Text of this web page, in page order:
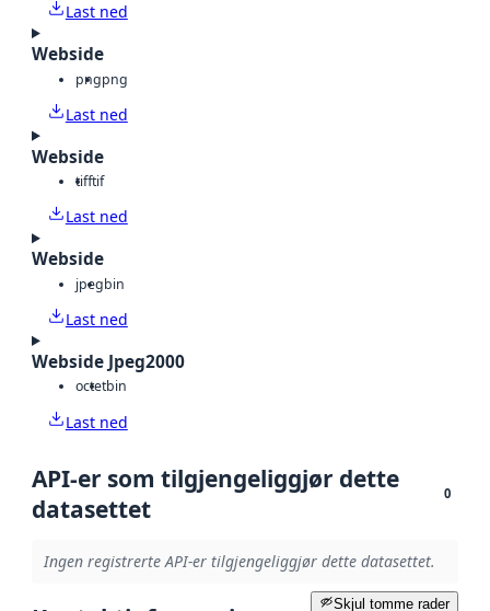
Last ned
Webside
pngpng
Last ned
Webside
tifftif
Last ned
Webside
jpegbin
Last ned
Webside Jpeg2000
octetbin
Last ned
API-er som tilgjengeliggjør dette
datasettet
0
Ingen registrerte API-er tilgjengeliggjør dette datasettet.
Skjul tomme rader